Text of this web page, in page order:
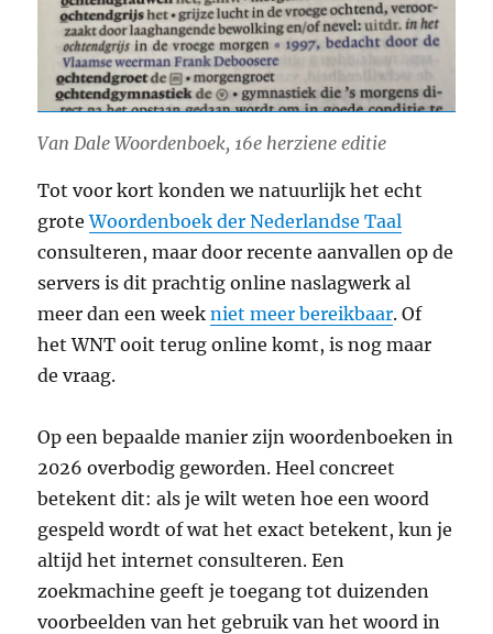
Van Dale Woordenboek, 16e herziene editie
Tot voor kort konden we natuurlijk het echt
groteWoordenboek der Nederlandse Taal
consulteren, maar door recente aanvallen op de
servers is dit prachtig online naslagwerk al
meer dan een weekniet meer bereikbaar. Of
het WNT ooit terug online komt, is nog maar
de vraag.
Op een bepaalde manier zijn woordenboeken in
2026 overbodig geworden. Heel concreet
betekent dit: als je wilt weten hoe een woord
gespeld wordt of wat het exact betekent, kun je
altijd het internet consulteren. Een
zoekmachine geeft je toegang tot duizenden
voorbeelden van het gebruik van het woord in